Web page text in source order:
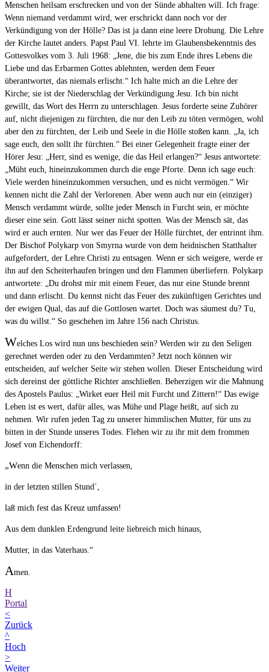
Menschen heilsam erschrecken und von der Sünde abhalten will. Ich frage:
Wenn niemand verdammt wird, wer erschrickt dann noch vor der
Verkündigung von der Hölle? Das ist ja dann eine leere Drohung. Die Lehre
der Kirche lautet anders. Papst Paul VI. lehrte im Glaubensbekenntnis des
Gottesvolkes vom 3. Juli 1968: „Jene, die bis zum Ende ihres Lebens die
Liebe und das Erbarmen Gottes ablehnten, werden dem Feuer
überantwortet, das niemals erlischt.“ Ich halte mich an die Lehre der
Kirche; sie ist der Niederschlag der Verkündigung Jesu. Ich bin nicht
gewillt, das Wort des Herrn zu unterschlagen. Jesus forderte seine Zuhörer
auf, nicht diejenigen zu fürchten, die nur den Leib zu töten vermögen, wohl
aber den zu fürchten, der Leib und Seele in die Hölle stoßen kann. „Ja, ich
sage euch, den sollt ihr fürchten.“ Bei einer Gelegenheit fragte einer der
Hörer Jesu: „Herr, sind es wenige, die das Heil erlangen?“ Jesus antwortete:
„Müht euch, hineinzukommen durch die enge Pforte. Denn ich sage euch:
Viele werden hineinzukommen versuchen, und es nicht vermögen.“ Wir
kennen nicht die Zahl der Verlorenen. Aber wenn auch nur ein (einziger)
Mensch verdammt würde, sollte jeder Mensch in Furcht sein, er möchte
dieser eine sein. Gott lässt seiner nicht spotten. Was der Mensch sät, das
wird er auch ernten. Nur wer das Feuer der Hölle fürchtet, der entrinnt ihm.
Der Bischof Polykarp von Smyrna wurde von dem heidnischen Statthalter
aufgefordert, der Lehre Christi zu entsagen. Wenn er sich weigere, werde er
ihn auf den Scheiterhaufen bringen und den Flammen überliefern. Polykarp
antwortete: „Du drohst mir mit einem Feuer, das nur eine Stunde brennt
und dann erlischt. Du kennst nicht das Feuer des zukünftigen Gerichtes und
der ewigen Qual, das auf die Gottlosen wartet. Doch was säumest du? Tu,
was du willst.“ So geschehen im Jahre 156 nach Christus.
Welches Los wird nun uns beschieden sein? Werden wir zu den Seligen
gerechnet werden oder zu den Verdammten? Jetzt noch können wir
entscheiden, auf welcher Seite wir stehen wollen. Dieser Entscheidung wird
sich dereinst der göttliche Richter anschließen. Beherzigen wir die Mahnung
des Apostels Paulus: „Wirket euer Heil mit Furcht und Zittern!“ Das ewige
Leben ist es wert, dafür alles, was Mühe und Plage heißt, auf sich zu
nehmen. Wir rufen jeden Tag zu unserer himmlischen Mutter, für uns zu
bitten in der Stunde unseres Todes. Flehen wir zu ihr mit dem frommen
Josef von Eichendorff:
„Wenn die Menschen mich verlassen,
in der letzten stillen Stund`,
laß mich fest das Kreuz umfassen!
Aus dem dunklen Erdengrund leite liebreich mich hinaus,
Mutter, in das Vaterhaus.“
Amen.
H
Portal
<
Zurück
^
Hoch
>
Weiter